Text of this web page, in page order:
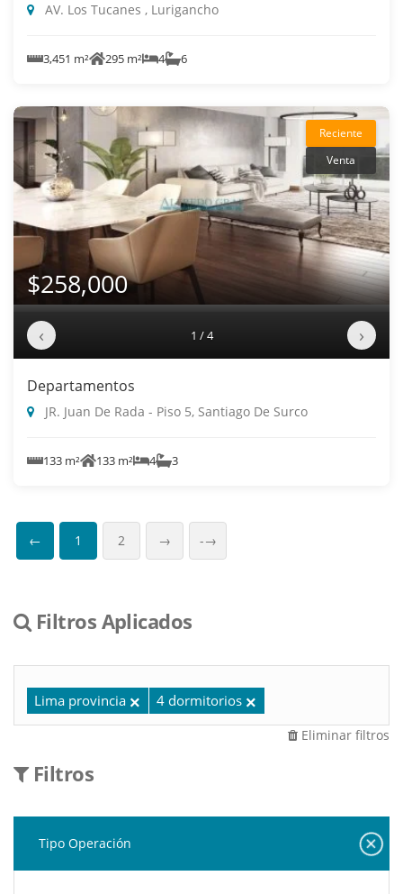
AV. Los Tucanes , Lurigancho
3,451 m² 295 m² 4 6
Reciente
Venta
$258,000
‹ 1 / 4 ›
Departamentos
JR. Juan De Rada - Piso 5, Santiago De Surco
133 m² 133 m² 4 3
← 1 2 → -→
Filtros Aplicados
Lima provincia 4 dormitorios
Eliminar filtros
Filtros
Tipo Operación